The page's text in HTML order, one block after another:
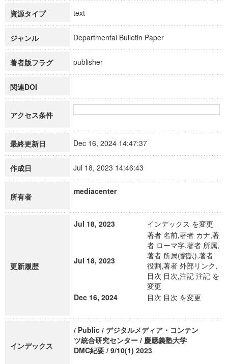
資源タイプ text
ジャンル Departmental Bulletin Paper
著者版フラグ publisher
関連DOI
アクセス条件
最終更新日 Dec 16, 2024 14:47:37
作成日 Jul 18, 2023 14:46:43
所有者
mediacenter
更新履歴
Jul 18, 2023 インデックス を変更
Jul 18, 2023
著者 名前,著者 カナ,著
者 ローマ字,著者 所属,
著者 所属(翻訳),著者
役割,著者 外部リンク,
目次 目次,注記 注記 を
変更
Dec 16, 2024
目次 目次 を変更
インデックス
/ Public / デジタルメディア・コンテン
ツ統合研究センター / 慶應義塾大学
DMC紀要 / 9/10(1) 2023